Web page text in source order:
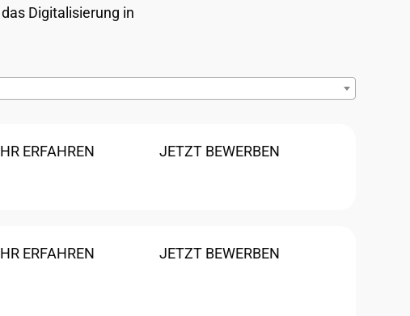
Digitalisierung in
ERFAHREN JETZT BEWERBEN
ERFAHREN JETZT BEWERBEN